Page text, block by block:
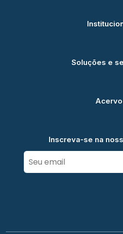
Soluções e
Acervo
Inscreva-se na